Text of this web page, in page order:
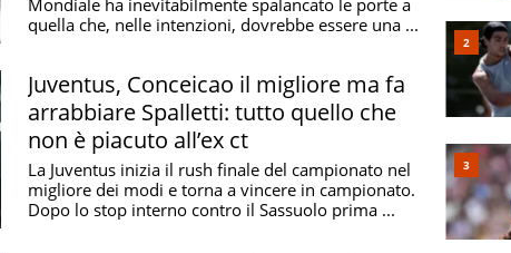
scudetti e ne sfiorò un terzo, sfumato tra grandi
il portiereGiovanni De Prà, il terzinoDelfo
i rossoblù c'eraWilliam Garbutt,storico
Ruotolo con 502 presenze dal 1988 al 2002
con 89 reti dal 1921 al 1929
quella che, nelle intenzioni, dovrebbe essere una ...
Juventus, Conceicao il migliore ma fa
arrabbiare Spalletti: tutto quello che
non è piacuto all’ex ct
La Juventus inizia il rush finale del campionato nel
migliore dei modi e torna a vincere in campionato.
Dopo lo stop interno contro il Sassuolo prima ...